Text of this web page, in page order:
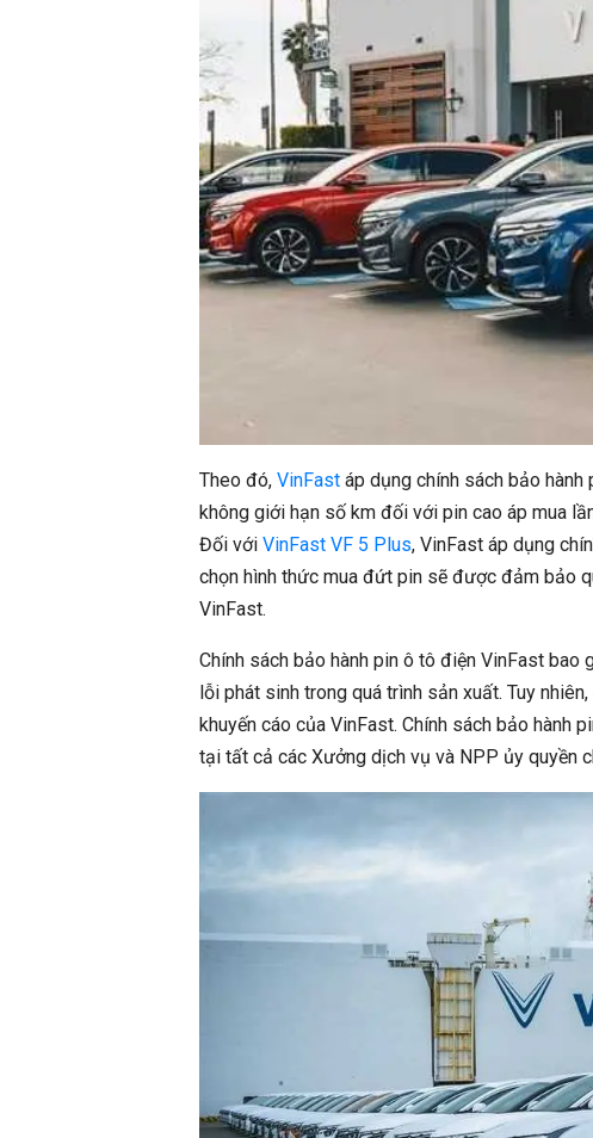
Theo đó, VinFast áp dụng chính sách bảo
không giới hạn số km đối với pin cao áp mua
Đối với VinFast VF 5 Plus, VinFast áp dụng
chọn hình thức mua đứt pin sẽ được đảm bảo
VinFast.
Chính sách bảo hành pin ô tô điện VinFast
lỗi phát sinh trong quá trình sản xuất. Tuy
khuyến cáo của VinFast. Chính sách bảo hành
tại tất cả các Xưởng dịch vụ và NPP ủy quyền